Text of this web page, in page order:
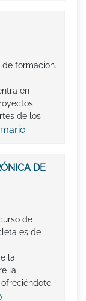
de formación.
en
de los
DE
de
es de
la
la